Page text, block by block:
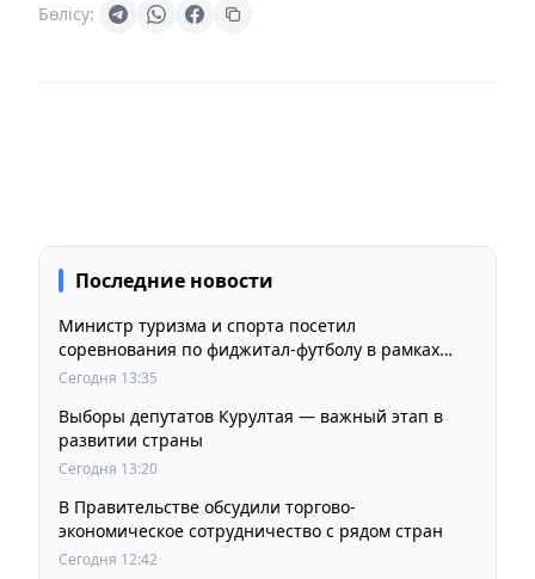
Бөлісу:
Последние новости
Министр туризма и спорта посетил
соревнования по фиджитал-футболу в рамках
«Игр Будущего 2026»
Сегодня 13:35
Выборы депутатов Курултая — важный этап в
развитии страны
Сегодня 13:20
В Правительстве обсудили торгово-
экономическое сотрудничество с рядом стран
Сегодня 12:42